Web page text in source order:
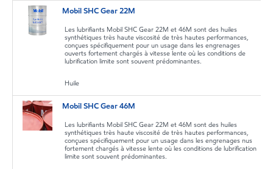
Mobil SHC Gear 22M
Les lubrifiants Mobil SHC Gear 22M et 46M sont des huiles
synthétiques très haute viscosité de très hautes performances,
conçues spécifiquement pour un usage dans les engrenages
ouverts fortement chargés à vitesse lente où les conditions de
lubrification limite sont souvent prédominantes.
Huile
Mobil SHC Gear 46M
Les lubrifiants Mobil SHC Gear 22M et 46M sont des huiles
synthétiques très haute viscosité de très hautes performances,
conçues spécifiquement pour un usage dans les engrenages nus
fortement chargés à vitesse lente où les conditions de lubrification
limite sont souvent prédominantes.